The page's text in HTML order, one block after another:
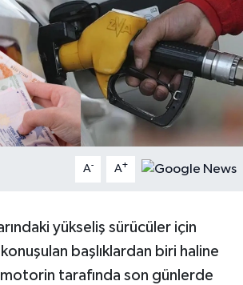
A- A+
yükseliş sürücüler için
başlıklardan biri haline
tarafında son günlerde